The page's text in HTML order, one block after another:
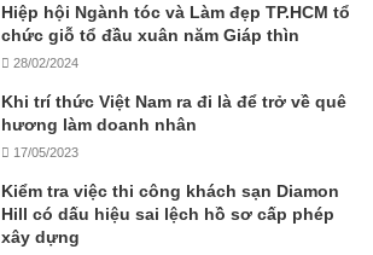
Hiệp hội Ngành tóc và Làm đẹp TP.HCM tổ
chức giỗ tổ đầu xuân năm Giáp thìn
28/02/2024
Khi trí thức Việt Nam ra đi là để trở về quê
hương làm doanh nhân
17/05/2023
Kiểm tra việc thi công khách sạn Diamon
Hill có dấu hiệu sai lệch hồ sơ cấp phép
xây dựng